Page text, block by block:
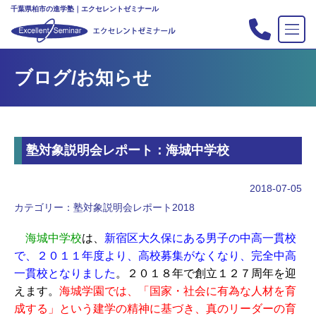
千葉県柏市の進学塾｜エクセレントゼミナール
塾の紹介
合格実績
入会案内
教室案内
私立中高リンク集
プライバシーポリシー
お問い合わせ
ブログ/お知らせ
塾対象説明会レポート：海城中学校
2018-07-05
カテゴリー： 塾対象説明会レポート2018
海城中学校は、 新宿区大久保にある男子の中高一貫校
で、２０１１年度より、高校募集がなくなり、完全中高
一貫校となりました 。２０１８年で創立１２７周年を迎
えます。 海城学園では、「国家・社会に有為な人材を育
成する」という建学の精神に基づき、真のリーダーの育